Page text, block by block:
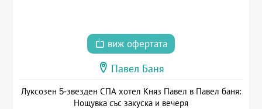
виж офертата
Павел Баня
Луксозен 5-звезден СПА хотел Княз Павел в Павел баня:
Нощувка със закуска и вечеря